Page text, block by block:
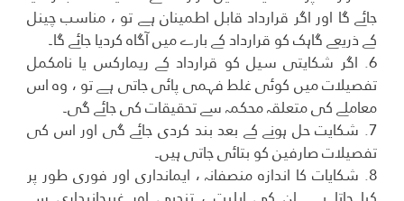
جائے گا اور اگر قرارداد قابل اطمینان ہے تو ، مناسب چینل
کے ذریعے گاہک کو قرارداد کے بارے میں آگاہ کردیا جائے گا۔
6. اگر شکایتی سیل کو قرارداد کے ریمارکس یا نامکمل
تفصیلات میں کوئی غلط فہمی پائی جاتی ہے تو ، وہ اس
معاملے کی متعلقہ محکمہ سے تحقیقات کی جائے گی۔
7. شکایت حل ہونے کے بعد بند کردی جائے گی اور اس کی
تفصیلات صارفین کو بتائی جاتی ہیں۔
8. شکایات کا اندازہ منصفانہ ، ایمانداری اور فوری طور پر